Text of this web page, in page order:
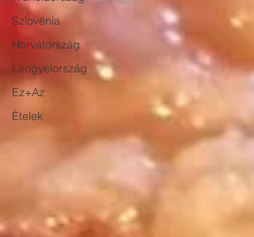
Szlovénia
Horvátország
Lengyelország
Ez+Az
Ételek